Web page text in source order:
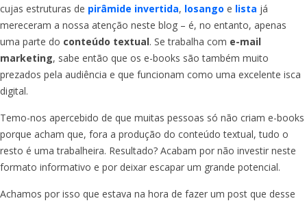
cujas estruturas de pirâmide invertida, losango e lista já
mereceram a nossa atenção neste blog – é, no entanto, apenas
uma parte do conteúdo textual. Se trabalha com e-mail
marketing, sabe então que os e-books são também muito
prezados pela audiência e que funcionam como uma excelente isca
digital.
Temo-nos apercebido de que muitas pessoas só não criam e-books
porque acham que, fora a produção do conteúdo textual, tudo o
resto é uma trabalheira. Resultado? Acabam por não investir neste
formato informativo e por deixar escapar um grande potencial.
Achamos por isso que estava na hora de fazer um post que desse